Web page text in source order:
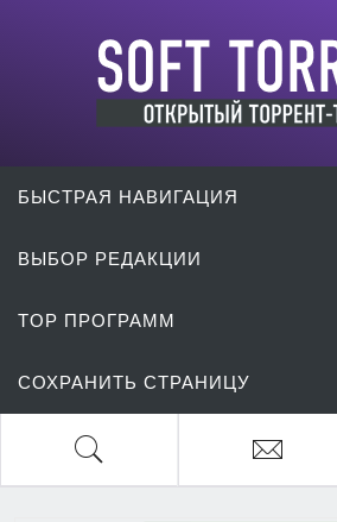
БЫСТРАЯ НАВИГАЦИЯ
ВЫБОР РЕДАКЦИИ
TOP ПРОГРАММ
СОХРАНИТЬ СТРАНИЦУ